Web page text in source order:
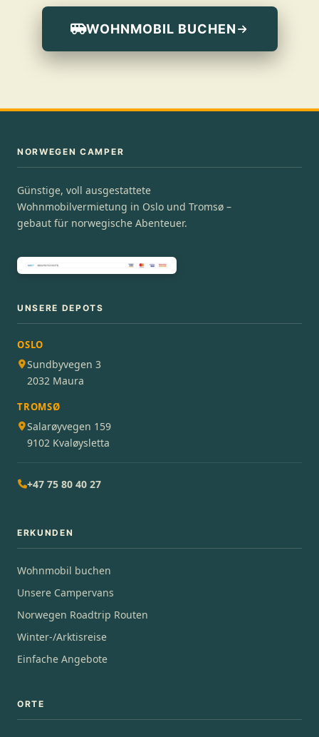
WOHNMOBIL BUCHEN
NORWEGEN CAMPER
Günstige, voll ausgestattete
Wohnmobilvermietung in Oslo und Tromsø –
gebaut für norwegische Abenteuer.
UNSERE DEPOTS
OSLO
Sundbyvegen 3
2032 Maura
TROMSØ
Salarøyvegen 159
9102 Kvaløysletta
+47 75 80 40 27
ERKUNDEN
Wohnmobil buchen
Unsere Campervans
Norwegen Roadtrip Routen
Winter-/Arktisreise
Einfache Angebote
ORTE